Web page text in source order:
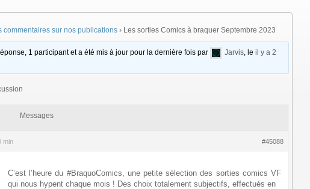
commentaires sur nos publications › Les sorties Comics à braquer Septembre 2023
1 participant et a été mis à jour pour la dernière fois par Jarvis, leil y a 2
Messages
min #45088
C’est l’heure du #BraquoComics, une petite sélection des sorties comics VF
qui nous hypent chaque mois ! Des choix totalement subjectifs, effectués en